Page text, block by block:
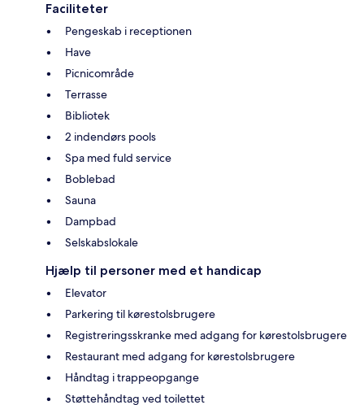
Faciliteter
Pengeskab i receptionen
Have
Picnicområde
Terrasse
Bibliotek
2 indendørs pools
Spa med fuld service
Boblebad
Sauna
Dampbad
Selskabslokale
Hjælp til personer med et handicap
Elevator
Parkering til kørestolsbrugere
Registreringsskranke med adgang for kørestolsbrugere
Restaurant med adgang for kørestolsbrugere
Håndtag i trappeopgange
Støttehåndtag ved toilettet